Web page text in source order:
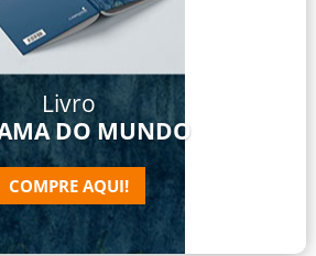
Livro
DO MUNDO
COMPRE AQUI!